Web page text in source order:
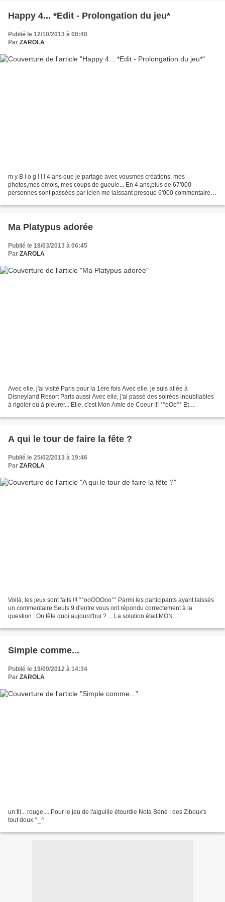
Happy 4... *Edit - Prolongation du jeu*
Publié le 12/10/2013 à 00:40
Par ZAROLA
m y B l o g ! ! ! 4 ans que je partage avec vousmes créations, mes
photos,mes émois, mes coups de gueule... En 4 ans,plus de 67'000
personnes sont passées par icien me laissant presque 6'000 commentaires
Ma Platypus adorée
Publié le 18/03/2013 à 06:45
Par ZAROLA
Avec elle, j'ai visité Paris pour la 1ère fois Avec elle, je suis allée à
Disneyland Resort Paris aussi Avec elle, j'ai passé des soirées inoubliables
à rigoler ou à pleurer... Elle, c'est Mon Amie de Coeur !!! °°oOo°° Et
A qui le tour de faire la fête ?
Publié le 25/02/2013 à 19:46
Par ZAROLA
Voilà, les jeux sont faits !!! °°ooOOOoo°° Parmi les participants ayant laissés
un commentaire Seuls 9 d'entre vous ont répondu correctement à la
question : On fête quoi aujourd'hui ? ... La solution était MON
Simple comme...
Publié le 19/09/2012 à 14:34
Par ZAROLA
un fil... rouge.... Pour le jeu de l'aiguille étourdie Nota Béné : des Ziboux's
tout doux ^_^